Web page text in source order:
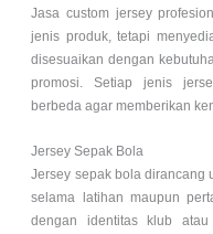
Jasa custom jersey
jenis produk, tetapi
disesuaikan dengan
promosi. Setiap jenis
berbeda agar memberikan
Jersey Sepak Bola
Jersey sepak bola dirancang
selama latihan maupun
dengan identitas klub